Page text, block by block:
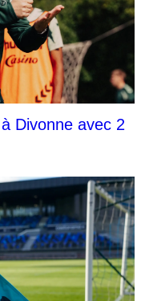
Divonne avec 2